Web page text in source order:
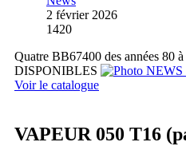
2 février 2026
1420
Quatre BB67400 des années 80
DISPONIBLES
Voir le catalogue
VAPEUR 050 T16